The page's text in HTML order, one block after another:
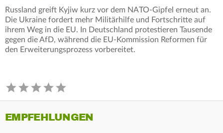
Russland greift Kyjiw kurz vor dem NATO-Gipfel erneut an.
Die Ukraine fordert mehr Militärhilfe und Fortschritte auf
ihrem Weg in die EU. In Deutschland protestieren Tausende
gegen die AfD, während die EU-Kommission Reformen für
den Erweiterungsprozess vorbereitet.
EMPFEHLUNGEN